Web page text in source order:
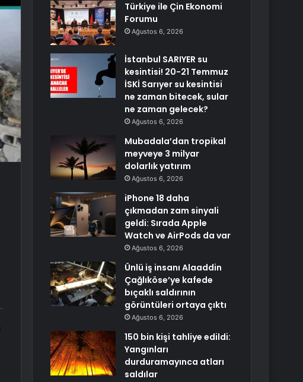
Türkiye ile Çin Ekonomi
Forumu
Ağustos 6, 2026
İstanbul SARIYER su
kesintisi! 20-21 Temmuz
İSKİ Sarıyer su kesintisi
ne zaman bitecek, sular
ne zaman gelecek?
Ağustos 6, 2026
Mubadala’dan tropikal
meyveye 3 milyar
dolarlık yatırım
Ağustos 6, 2026
iPhone 18 daha
çıkmadan zam sinyali
geldi: Sırada Apple
Watch ve AirPods da var
Ağustos 6, 2026
Ünlü iş insanı Alaaddin
Çağlıköse’ye kafede
bıçaklı saldırının
görüntüleri ortaya çıktı
Ağustos 6, 2026
150 bin kişi tahliye edildi:
Yangınları
durduramayınca atları
saldılar